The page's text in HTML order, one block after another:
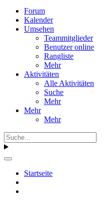
Forum
Kalender
Umsehen
Teammitglieder
Benutzer online
Rangliste
Mehr
Aktivitäten
Alle Aktivitäten
Suche
Mehr
Mehr
Mehr
Startseite